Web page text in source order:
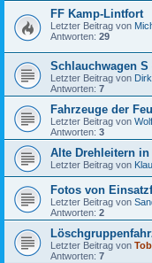
FF Kamp-Lintfort
Letzter Beitrag von
Antworten: 29
Schlauchwagen S
Letzter Beitrag von
Antworten: 7
Fahrzeuge der
Letzter Beitrag von
Antworten: 3
Alte Drehleitern in
Letzter Beitrag von
Fotos von
Letzter Beitrag von
Antworten: 2
Letzter Beitrag von
Antworten: 7